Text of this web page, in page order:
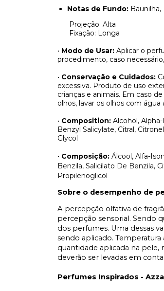
Notas de Fundo: Baunilha,
Projeção: Alta
Fixação: Longa
• Modo de Usar: Aplicar o
procedimento, caso
• Conservação e Cuidados:
excessiva. Produto de uso
crianças e animais. Em caso
olhos, lavar os olhos com
• Composition: Alcohol,
Benzyl Salicylate, Citral,
Glycol
• Composição: Álcool, Alfa-
Benzila, Salicilato De Benzila,
Propilenoglicol
Sobre o desempenho de
A percepção olfativa de
percepção sensorial. Sendo
dos perfumes. Uma dessas
sendo aplicado.
quantidade aplicada na pele,
deverão ser levadas em
Perfumes Inspirados -